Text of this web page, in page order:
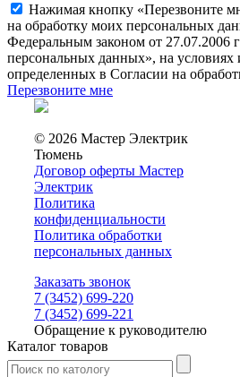
Нажимая кнопку «Перезвоните
на обработку моих персональных
Федеральным законом от
персональных данных», на условиях
определенных в Согласии на
Перезвоните мне
© 2026 Мастер Электрик
Тюмень
Договор оферты Мастер
Электрик
Политика
конфиденциальности
Политика обработки
персональных данных
Заказать звонок
7 (3452) 699-220
7 (3452) 699-221
Обращение к руководителю
Каталог товаров